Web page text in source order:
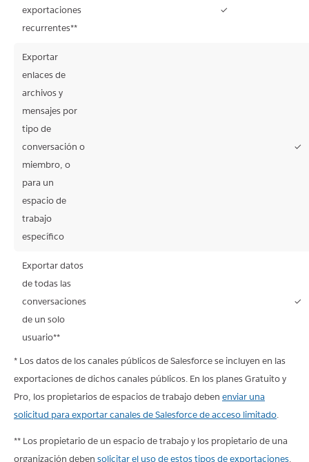
exportaciones
recurrentes**
✓
Exportar
enlaces de
archivos y
mensajes por
tipo de
conversación o
miembro, o
para un
espacio de
trabajo
específico
✓
Exportar datos
de todas las
conversaciones
de un solo
usuario**
✓
* Los datos de los canales públicos de Salesforce se incluyen en las
exportaciones de dichos canales públicos. En los planes Gratuito y
Pro, los propietarios de espacios de trabajo deben enviar una
solicitud para exportar canales de Salesforce de acceso limitado.
** Los propietario de un espacio de trabajo y los propietario de una
organización deben solicitar el uso de estos tipos de exportaciones.